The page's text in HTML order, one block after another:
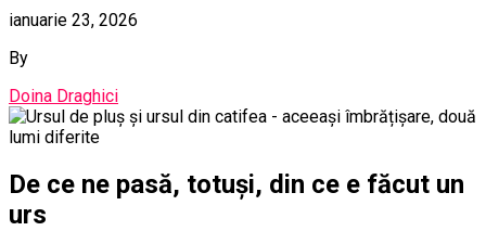
ianuarie 23, 2026
By
Doina Draghici
De ce ne pasă, totuși, din ce e făcut un
urs